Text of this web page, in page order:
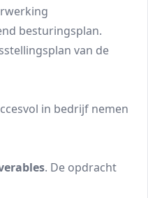
besturingsplan.
van de
in bedrijf nemen
. De opdracht